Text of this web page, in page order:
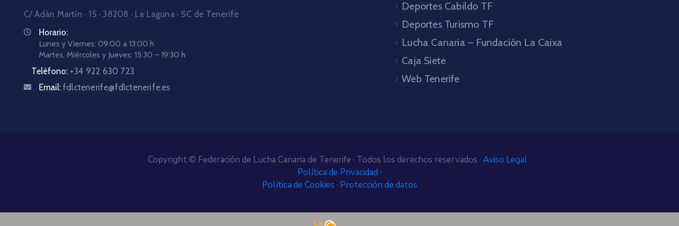
C/ Adán Martín · 15 · 38208 · La Laguna · SC de Tenerife
Horario:
Lunes y Viernes: 09:00 a 13:00 h
Martes, Miércoles y Jueves: 15:30 – 19:30 h
Teléfono: +34 922 630 723
Email: fdlctenerife@fdlctenerife.es
Deportes Cabildo TF
Deportes Turismo TF
Lucha Canaria – Fundación La Caixa
Caja Siete
Web Tenerife
Copyright © Federación de Lucha Canaria de Tenerife · Todos los derechos reservados · Aviso Legal·
Política de Privacidad ·
Política de Cookies · Protección de datos